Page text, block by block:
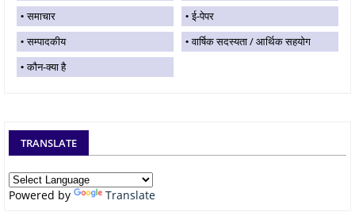
समाचार
ई-पेपर
सम्पादकीय
वार्षिक सदस्यता / आर्थिक सहयोग
कौन-क्या है
TRANSLATE
Powered by Translate